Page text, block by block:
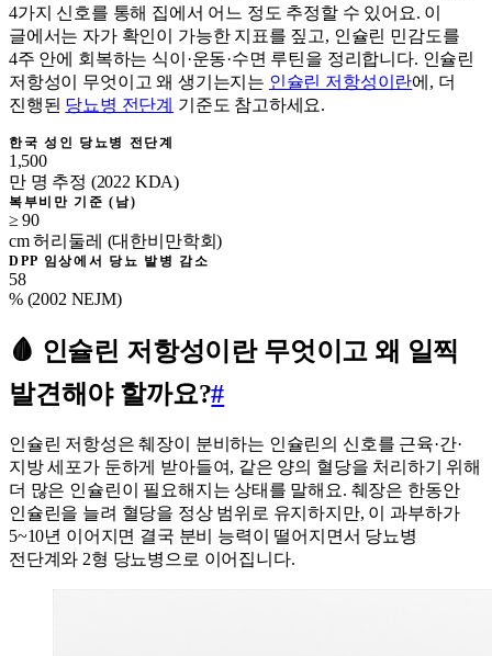
4가지 신호를 통해 집에서 어느 정도 추정할 수 있어요. 이
글에서는 자가 확인이 가능한 지표를 짚고, 인슐린 민감도를
4주 안에 회복하는 식이·운동·수면 루틴을 정리합니다. 인슐린
저항성이 무엇이고 왜 생기는지는 인슐린 저항성이란에, 더
진행된 당뇨병 전단계 기준도 참고하세요.
한국 성인 당뇨병 전단계
1,500
만 명 추정 (2022 KDA)
복부비만 기준 (남)
≥ 90
cm 허리둘레 (대한비만학회)
DPP 임상에서 당뇨 발병 감소
58
% (2002 NEJM)
🩸 인슐린 저항성이란 무엇이고 왜 일찍
발견해야 할까요?#
인슐린 저항성은 췌장이 분비하는 인슐린의 신호를 근육·간·
지방 세포가 둔하게 받아들여, 같은 양의 혈당을 처리하기 위해
더 많은 인슐린이 필요해지는 상태를 말해요. 췌장은 한동안
인슐린을 늘려 혈당을 정상 범위로 유지하지만, 이 과부하가
5~10년 이어지면 결국 분비 능력이 떨어지면서 당뇨병
전단계와 2형 당뇨병으로 이어집니다.